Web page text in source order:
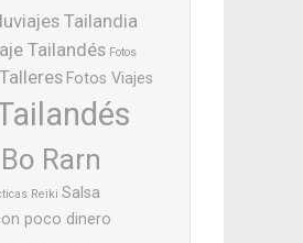
Tailandia
Tailandés Fotos
Fotos Viajes
Rarn
Reiki Salsa
poco dinero